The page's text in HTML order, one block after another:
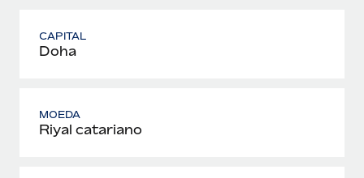
CAPITAL
Doha
MOEDA
Riyal catariano